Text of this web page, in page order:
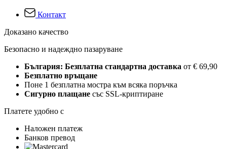
Контакт
Доказано качество
Безопасно и надеждно пазаруване
България: Безплатна стандартна доставка от € 69,90
Безплатно връщане
Поне 1 безплатна мостра към всяка поръчка
Сигурно плащане със SSL-криптиране
Платете удобно с
Наложен платеж
Банков превод